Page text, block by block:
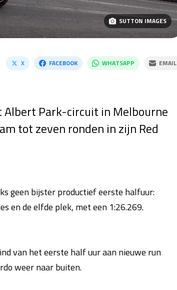
SUTTON IMAGES
X FACEBOOK WHATSAPP EMAIL
Park-circuit in Melbourne
tot zeven ronden in zijn Red
geen bijster productief eerste halfuur:
en de elfde plek, met een 1:26.269.
van het eerste half uur aan nieuwe run
weer naar buiten.